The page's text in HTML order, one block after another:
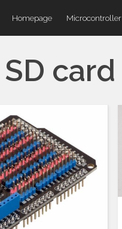
Homepage Microcontroller
SD card